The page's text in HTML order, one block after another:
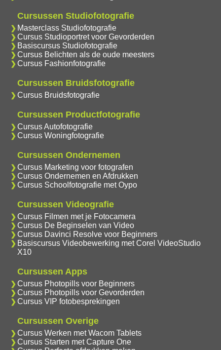
Cursussen Studiofotografie
Masterclass Studiofotografie
Cursus Studioportret voor Gevorderden
Basiscursus Studiofotografie
Cursus Belichten als de oude meesters
Cursus Fashionfotografie
Cursussen Bruidsfotografie
Cursus Bruidsfotografie
Cursussen Productfotografie
Cursus Autofotografie
Cursus Woningfotografie
Cursussen Ondernemen
Cursus Marketing voor fotografen
Cursus Ondernemen en Afdrukken
Cursus Schoolfotografie met Oypo
Cursussen Videografie
Cursus Filmen met je Fotocamera
Cursus De Beginselen van Video
Cursus Davinci Resolve voor Beginners
Basiscursus Videobewerking met Corel VideoStudio
X10
Cursussen Apps
Cursus Photopills voor Beginners
Cursus Photopills voor Gevorderden
Cursus VIP fotobesprekingen
Cursussen Overige
Cursus Werken met Wacom Tablets
Cursus Starten met Capture One